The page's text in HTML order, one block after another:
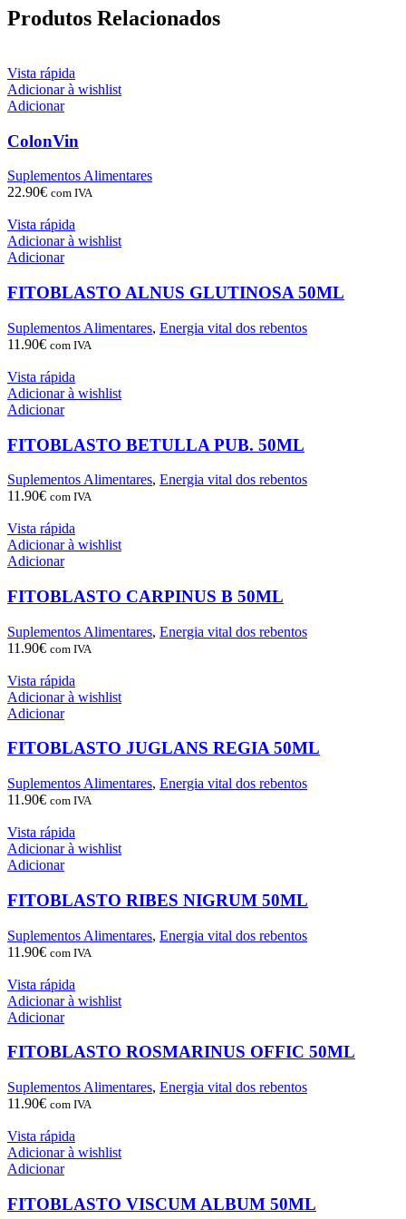
Produtos Relacionados
Vista rápida
Adicionar à wishlist
Adicionar
ColonVin
Suplementos Alimentares
22.90€ com IVA
Vista rápida
Adicionar à wishlist
Adicionar
FITOBLASTO ALNUS GLUTINOSA 50ML
Suplementos Alimentares, Energia vital dos rebentos
11.90€ com IVA
Vista rápida
Adicionar à wishlist
Adicionar
FITOBLASTO BETULLA PUB. 50ML
Suplementos Alimentares, Energia vital dos rebentos
11.90€ com IVA
Vista rápida
Adicionar à wishlist
Adicionar
FITOBLASTO CARPINUS B 50ML
Suplementos Alimentares, Energia vital dos rebentos
11.90€ com IVA
Vista rápida
Adicionar à wishlist
Adicionar
FITOBLASTO JUGLANS REGIA 50ML
Suplementos Alimentares, Energia vital dos rebentos
11.90€ com IVA
Vista rápida
Adicionar à wishlist
Adicionar
FITOBLASTO RIBES NIGRUM 50ML
Suplementos Alimentares, Energia vital dos rebentos
11.90€ com IVA
Vista rápida
Adicionar à wishlist
Adicionar
FITOBLASTO ROSMARINUS OFFIC 50ML
Suplementos Alimentares, Energia vital dos rebentos
11.90€ com IVA
Vista rápida
Adicionar à wishlist
Adicionar
FITOBLASTO VISCUM ALBUM 50ML